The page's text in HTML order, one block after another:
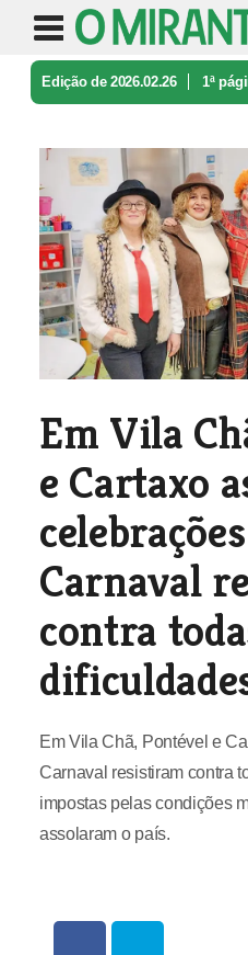
Edição de 2026.02.26 1ª
Em Vila
e Cartaxo
Carnaval
contra
Em Vila Chã, Pontével e
Carnaval resistiram contra
impostas pelas condições
assolaram o país.